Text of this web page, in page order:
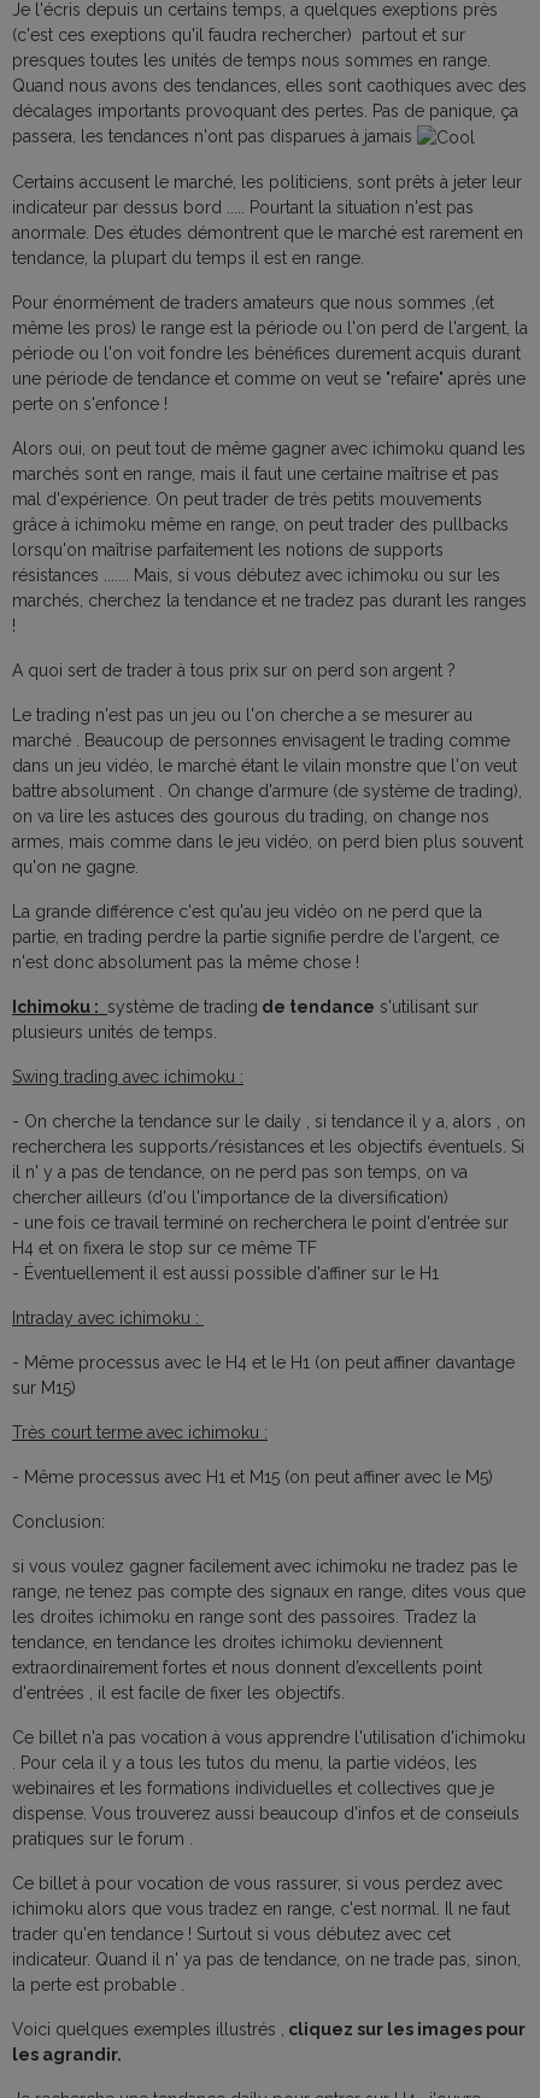
Je l'écris depuis un certains temps, a quelques exeptions près
(c'est ces exeptions qu'il faudra rechercher) partout et sur
presques toutes les unités de temps nous sommes en range.
Quand nous avons des tendances, elles sont caothiques avec des
décalages importants provoquant des pertes. Pas de panique, ça
passera, les tendances n'ont pas disparues à jamais
Certains accusent le marché, les politiciens, sont prêts à jeter leur
indicateur par dessus bord ..... Pourtant la situation n'est pas
anormale. Des études démontrent que le marché est rarement en
tendance, la plupart du temps il est en range.
Pour énormément de traders amateurs que nous sommes ,(et
même les pros) le range est la période ou l'on perd de l'argent, la
période ou l'on voit fondre les bénéfices durement acquis durant
une période de tendance et comme on veut se "refaire" après une
perte on s'enfonce !
Alors oui, on peut tout de même gagner avec ichimoku quand les
marchés sont en range, mais il faut une certaine maîtrise et pas
mal d'expérience. On peut trader de très petits mouvements
grâce à ichimoku même en range, on peut trader des pullbacks
lorsqu'on maîtrise parfaitement les notions de supports
résistances ....... Mais, si vous débutez avec ichimoku ou sur les
marchés, cherchez la tendance et ne tradez pas durant les ranges
!
A quoi sert de trader à tous prix sur on perd son argent ?
Le trading n'est pas un jeu ou l'on cherche a se mesurer au
marché . Beaucoup de personnes envisagent le trading comme
dans un jeu vidéo, le marché étant le vilain monstre que l'on veut
battre absolument . On change d'armure (de système de trading),
on va lire les astuces des gourous du trading, on change nos
armes, mais comme dans le jeu vidéo, on perd bien plus souvent
qu'on ne gagne.
La grande différence c'est qu'au jeu vidéo on ne perd que la
partie, en trading perdre la partie signifie perdre de l'argent, ce
n'est donc absolument pas la même chose !
Ichimoku : système de trading de tendance s'utilisant sur
plusieurs unités de temps.
Swing trading avec ichimoku :
- On cherche la tendance sur le daily , si tendance il y a, alors , on
recherchera les supports/résistances et les objectifs éventuels. Si
il n' y a pas de tendance, on ne perd pas son temps, on va
chercher ailleurs (d'ou l'importance de la diversification)
- une fois ce travail terminé on recherchera le point d'entrée sur
H4 et on fixera le stop sur ce même TF
- Éventuellement il est aussi possible d'affiner sur le H1
Intraday avec ichimoku :
- Même processus avec le H4 et le H1 (on peut affiner davantage
sur M15)
Très court terme avec ichimoku :
- Même processus avec H1 et M15 (on peut affiner avec le M5)
Conclusion:
si vous voulez gagner facilement avec ichimoku ne tradez pas le
range, ne tenez pas compte des signaux en range, dites vous que
les droites ichimoku en range sont des passoires. Tradez la
tendance, en tendance les droites ichimoku deviennent
extraordinairement fortes et nous donnent d’excellents point
d'entrées , il est facile de fixer les objectifs.
Ce billet n'a pas vocation à vous apprendre l'utilisation d'ichimoku
. Pour cela il y a tous les tutos du menu, la partie vidéos, les
webinaires et les formations individuelles et collectives que je
dispense. Vous trouverez aussi beaucoup d'infos et de conseiuls
pratiques sur le forum .
Ce billet à pour vocation de vous rassurer, si vous perdez avec
ichimoku alors que vous tradez en range, c'est normal. Il ne faut
trader qu'en tendance ! Surtout si vous débutez avec cet
indicateur. Quand il n' ya pas de tendance, on ne trade pas, sinon,
la perte est probable .
Voici quelques exemples illustrés , cliquez sur les images pour
les agrandir.